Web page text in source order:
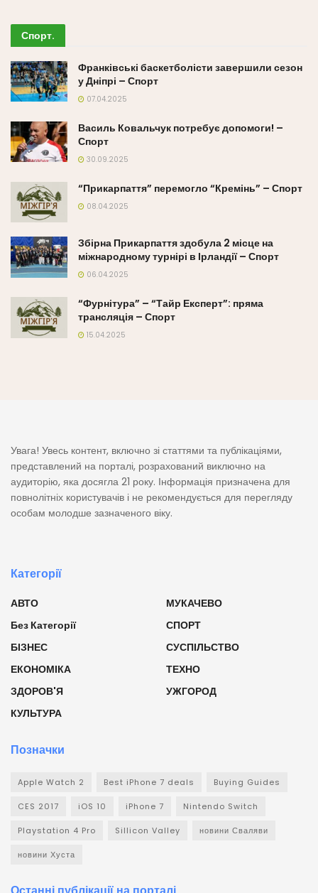
Спорт.
Франківські баскетболісти завершили сезон
у Дніпрі – Спорт
07.04.2025
Василь Ковальчук потребує допомоги! –
Спорт
30.09.2025
“Прикарпаття” перемогло “Кремінь” – Спорт
08.04.2025
Збірна Прикарпаття здобула 2 місце на
міжнародному турнірі в Ірландії – Спорт
06.04.2025
“Фурнітура” – “Тайр Експерт”: пряма
трансляція – Спорт
15.04.2025
Увага! Увесь контент, включно зі статтями та публікаціями,
представлений на порталі, розрахований виключно на
аудиторію, яка досягла 21 року. Інформація призначена для
повнолітніх користувачів і не рекомендується для перегляду
особам молодше зазначеного віку.
Категорії
АВТО
Без Категорії
БІЗНЕС
ЕКОНОМІКА
ЗДОРОВ'Я
КУЛЬТУРА
МУКАЧЕВО
СПОРТ
СУСПІЛЬСТВО
ТЕХНО
УЖГОРОД
Позначки
Apple Watch 2 Best iPhone 7 deals Buying Guides
CES 2017 iOS 10 iPhone 7 Nintendo Switch
Playstation 4 Pro Sillicon Valley новини Сваляви
новини Хуста